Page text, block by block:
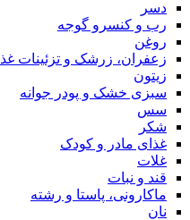
دسر
رب و کنسرو گوجه
روغن
زعفران، زرشک و تزئینات غذا
زیتون
سبزی خشک و پودر جوانه
سس
شکر
غذای مادر و کودک
غلات
قند و نبات
ماکارونی، پاستا و رشته
نان